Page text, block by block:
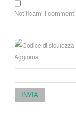
Notificami i
Aggiorna
INVIA